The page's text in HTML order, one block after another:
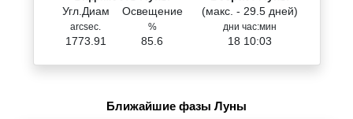
Угл.Диам
arcsec.
1773.91
Освещение
%
85.6
(макс. - 29.5 дней)
дни час:мин
18 10:03
Ближайшие фазы Луны